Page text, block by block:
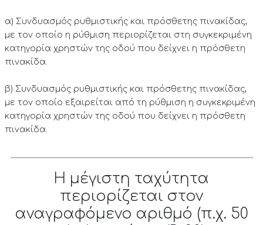
α) Συνδυασμός ρυθμιστικής και πρόσθετης πινακίδας,
με τον οποίο η ρύθμιση περιορίζεται στη συγκεκριμένη
κατηγορία χρηστών της οδού που δείχνει η πρόσθετη
πινακίδα.
β) Συνδυασμός ρυθμιστικής και πρόσθετης πινακίδας,
με τον οποίο εξαιρείται από τη ρύθμιση η συγκεκριμένη
κατηγορία χρηστών της οδού που δείχνει η πρόσθετη
πινακίδα.
Η μέγιστη ταχύτητα
περιορίζεται στον
αναγραφόμενο αριθμό (π.χ. 50